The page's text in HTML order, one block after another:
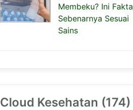
Membeku? Ini Fakta
Sebenarnya Sesuai
Sains
Cloud Kesehatan (174)